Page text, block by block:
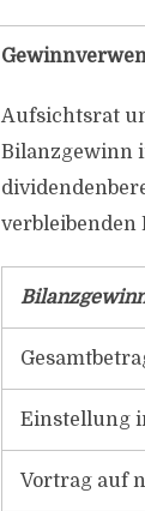
Aufsichtsrat
Bilanzgewinn
verbleibenden
Einstellung
Vortrag auf